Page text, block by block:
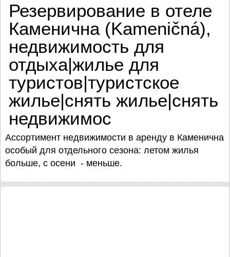
Резервирование в отеле
Каменична (Kameničná),
недвижимость для
отдыха|жилье для
туристов|туристское
жилье|снять жилье|снять
недвижимос
Ассортимент недвижимости в аренду в Каменична
особый для отдельного сезона: летом жилья
больше, с осени - меньше.